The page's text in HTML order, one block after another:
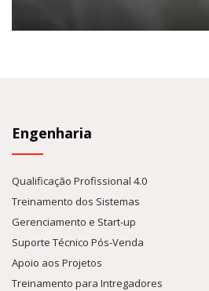
Engenharia
Qualificação Profissional 4.0
Treinamento dos Sistemas
Gerenciamento e Start-up
Suporte Técnico Pós-Venda
Apoio aos Projetos
Treinamento para Intregadores